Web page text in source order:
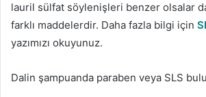
lauril sülfat söylenişleri benzer olsalar
farklı maddelerdir. Daha fazla bilgi için
yazımızı okuyunuz.
Dalin şampuanda paraben veya SLS